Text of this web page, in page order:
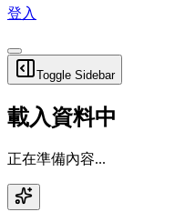
登入
Toggle Sidebar
載入資料中
正在準備內容...